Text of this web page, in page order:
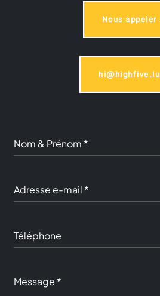
Nous appeler
hi@highfive.lu